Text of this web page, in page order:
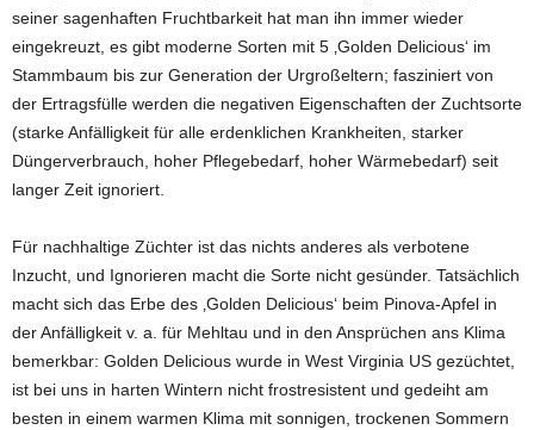
seiner sagenhaften Fruchtbarkeit hat man ihn immer wieder
eingekreuzt, es gibt moderne Sorten mit 5 ‚Golden Delicious‘ im
Stammbaum bis zur Generation der Urgroßeltern; fasziniert von
der Ertragsfülle werden die negativen Eigenschaften der Zuchtsorte
(starke Anfälligkeit für alle erdenklichen Krankheiten, starker
Düngerverbrauch, hoher Pflegebedarf, hoher Wärmebedarf) seit
langer Zeit ignoriert.
Für nachhaltige Züchter ist das nichts anderes als verbotene
Inzucht, und Ignorieren macht die Sorte nicht gesünder. Tatsächlich
macht sich das Erbe des ‚Golden Delicious‘ beim Pinova-Apfel in
der Anfälligkeit v. a. für Mehltau und in den Ansprüchen ans Klima
bemerkbar: Golden Delicious wurde in West Virginia US gezüchtet,
ist bei uns in harten Wintern nicht frostresistent und gedeiht am
besten in einem warmen Klima mit sonnigen, trockenen Sommern